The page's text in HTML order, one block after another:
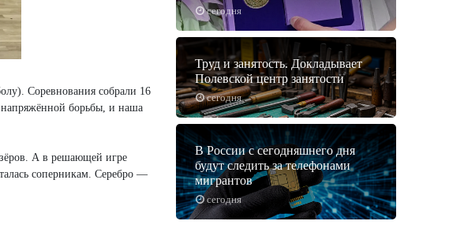
Соревнования собрали 16
борьбы, и наша
А в решающей игре
соперникам. Серебро —
сегодня
сегодня
Труд и занятость. Докладывает
Полевской центр занятости
сегодня
В России с сегодняшнего дня
будут следить за телефонами
мигрантов